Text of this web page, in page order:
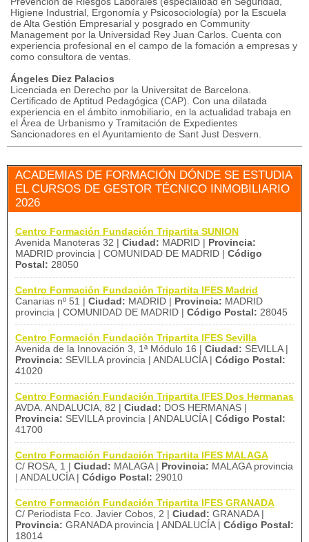
Higiene Industrial, Ergonomía y Psicosociología) por la Escuela
de Alta Gestión Empresarial y posgrado en Community
Management por la Universidad Rey Juan Carlos. Cuenta con
experiencia profesional en el campo de la fomación a empresas y
como consultora de ventas.
Ángeles Diez Palacios
Licenciada en Derecho por la Universitat de Barcelona.
Certificado de Aptitud Pedagógica (CAP). Con una dilatada
experiencia en el ámbito inmobiliario, en la actualidad trabaja en
el Área de Urbanismo y Tramitación de Expedientes
Sancionadores en el Ayuntamiento de Sant Just Desvern.
ACADEMIAS DE FORMACIÓN DÓNDE SE ESTUDIA
EL CURSOS DE GESTOR TÉCNICO INMOBILIARIO
2026
Centro Formación Fundación Tripartita SUNION
Avenida Manoteras 32 | Ciudad: MADRID | Provincia:
MADRID provincia | COMUNIDAD DE MADRID | Código
Postal: 28050
Centro Formación Fundación Tripartita IFES Madrid
Canarias nº 51 | Ciudad: MADRID | Provincia: MADRID
provincia | COMUNIDAD DE MADRID | Código Postal: 28045
Centro Formación Fundación Tripartita IFES Sevilla
Avenida de la Innovación 3, 1ª Módulo 16 | Ciudad: SEVILLA |
Provincia: SEVILLA provincia | ANDALUCÍA | Código Postal:
41020
Centro Formación Fundación Tripartita IFES Dos Hermanas
AVDA. ANDALUCIA, 82 | Ciudad: DOS HERMANAS |
Provincia: SEVILLA provincia | ANDALUCÍA | Código Postal:
41700
Centro Formación Fundación Tripartita IFES MALAGA
C/ ROSA, 1 | Ciudad: MALAGA | Provincia: MALAGA provincia
| ANDALUCÍA | Código Postal: 29010
Centro Formación Fundación Tripartita IFES GRANADA
C/ Periodista Fco. Javier Cobos, 2 | Ciudad: GRANADA |
Provincia: GRANADA provincia | ANDALUCÍA | Código Postal:
18014